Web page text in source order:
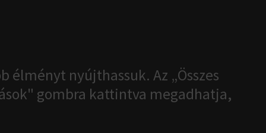
nyújthassuk. Az „Összes
gombra kattintva megadhatja,